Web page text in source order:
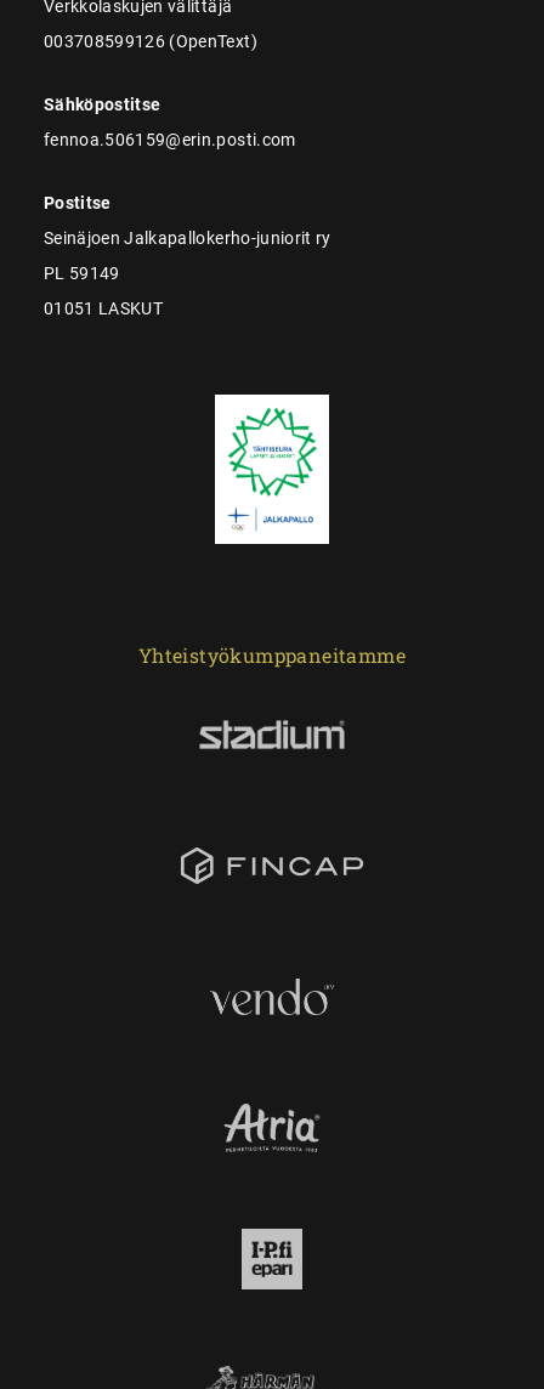
Verkkolaskujen välittäjä
003708599126 (OpenText)
Sähköpostitse
fennoa.506159@erin.posti.com
Postitse
Seinäjoen Jalkapallokerho-juniorit ry
PL 59149
01051 LASKUT
Yhteistyökumppaneitamme